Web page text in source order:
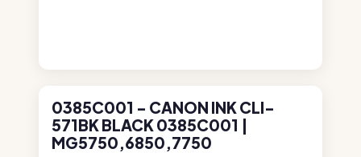
0385C001 - CANON INK CLI-
571BK BLACK 0385C001 |
MG5750,6850,7750